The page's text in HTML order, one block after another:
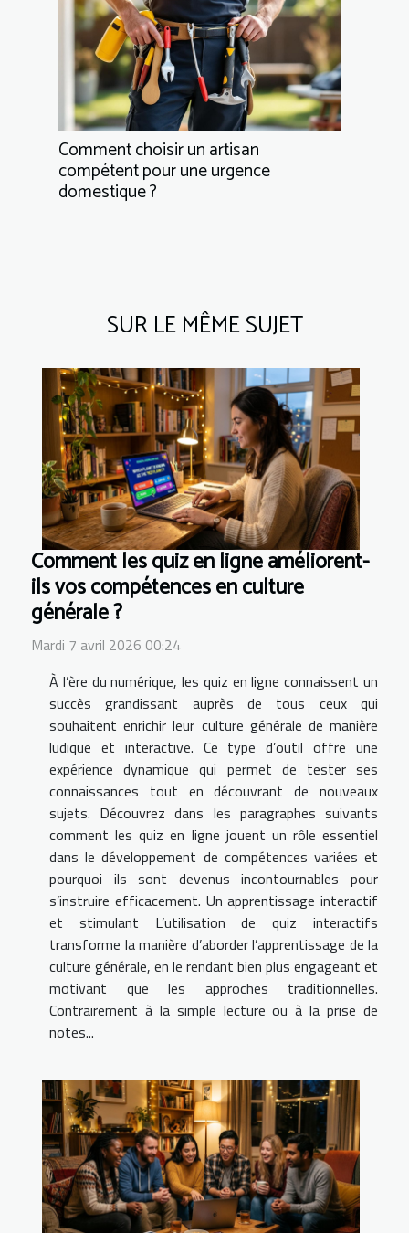
Comment choisir un artisan
compétent pour une urgence
domestique ?
SUR LE MÊME SUJET
Comment les quiz en ligne améliorent-
ils vos compétences en culture
générale ?
Mardi 7 avril 2026 00:24
À l’ère du numérique, les quiz en ligne connaissent un
succès grandissant auprès de tous ceux qui
souhaitent enrichir leur culture générale de manière
ludique et interactive. Ce type d’outil offre une
expérience dynamique qui permet de tester ses
connaissances tout en découvrant de nouveaux
sujets. Découvrez dans les paragraphes suivants
comment les quiz en ligne jouent un rôle essentiel
dans le développement de compétences variées et
pourquoi ils sont devenus incontournables pour
s’instruire efficacement. Un apprentissage interactif
et stimulant L’utilisation de quiz interactifs
transforme la manière d’aborder l’apprentissage de la
culture générale, en le rendant bien plus engageant et
motivant que les approches traditionnelles.
Contrairement à la simple lecture ou à la prise de
notes...